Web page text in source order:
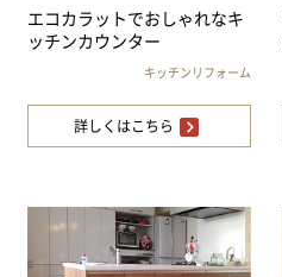
エコカラットでおしゃれなキ
ッチンカウンター
キッチンリフォーム
詳しくはこちら